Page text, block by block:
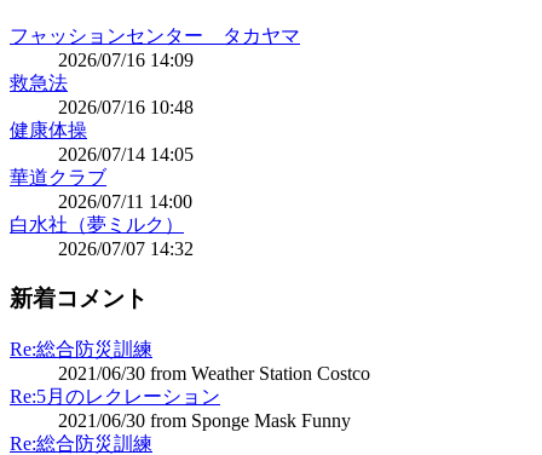
フャッションセンター タカヤマ
2026/07/16 14:09
救急法
2026/07/16 10:48
健康体操
2026/07/14 14:05
華道クラブ
2026/07/11 14:00
白水社（夢ミルク）
2026/07/07 14:32
新着コメント
Re:総合防災訓練
2021/06/30 from Weather Station Costco
Re:5月のレクレーション
2021/06/30 from Sponge Mask Funny
Re:総合防災訓練